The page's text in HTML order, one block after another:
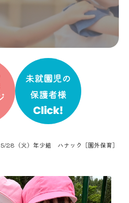
5/28（火）年少組 ハナック［園外保育］